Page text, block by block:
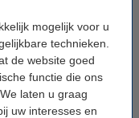
mogelijk voor u
technieken.
de website goed
functie die ons
laten u graag
uw interesses en